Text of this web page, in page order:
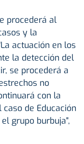
procederá al
y la
actuación en los
la detección del
se procederá a
no
con la
de Educación
grupo burbuja",